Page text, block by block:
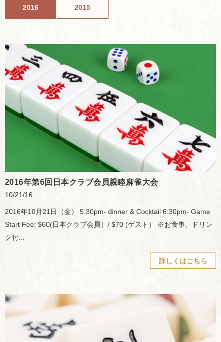
2016 2015
2016年第6回日本クラブ会員親睦麻雀大会
10/21/16
2016年10月21日（金） 5:30pm- dinner & Cocktail 6:30pm- Game
Start Fee: $60(日本クラブ会員）/ $70 (ゲスト） ※お食事、ドリン
ク付...
詳しくはこちら